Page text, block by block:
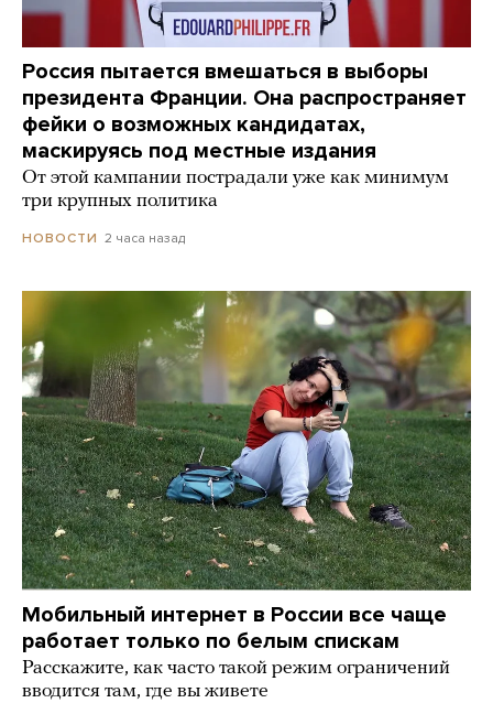
Россия пытается вмешаться в выборы
президента Франции. Она распространяет
фейки о возможных кандидатах,
маскируясь под местные издания
От этой кампании пострадали уже как минимум
три крупных политика
НОВОСТИ 2 часа назад
Мобильный интернет в России все чаще
работает только по белым спискам
Расскажите, как часто такой режим ограничений
вводится там, где вы живете